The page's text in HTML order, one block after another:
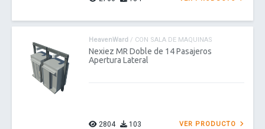
HeavenWard / CON SALA DE MAQUINAS
Nexiez MR Doble de 14 Pasajeros
Apertura Lateral
2804 103 VER PRODUCTO